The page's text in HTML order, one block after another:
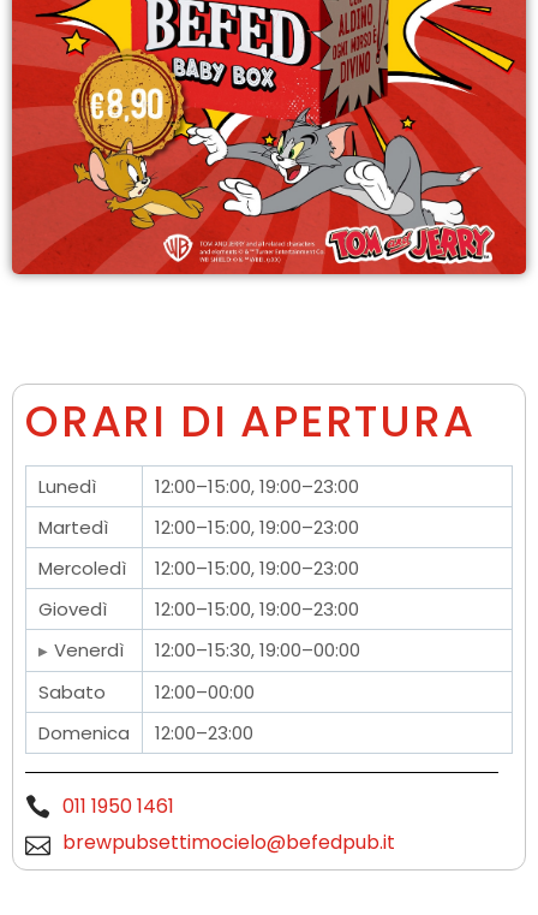
ORARI DI APERTURA
Lunedì
12:00–15:00, 19:00–23:00
Martedì
12:00–15:00, 19:00–23:00
Mercoledì
12:00–15:00, 19:00–23:00
Giovedì
12:00–15:00, 19:00–23:00
Venerdì
12:00–15:30, 19:00–00:00
Sabato
12:00–00:00
Domenica
12:00–23:00
011 1950 1461
brewpubsettimocielo@befedpub.it